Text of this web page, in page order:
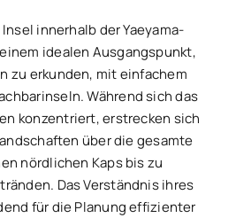
innerhalb der Yaeyama-
idealen Ausgangspunkt,
zu erkunden, mit einfachem
Während sich das
konzentriert, erstrecken sich
über die gesamte
nördlichen Kaps bis zu
Das Verständnis ihres
für die Planung effizienter